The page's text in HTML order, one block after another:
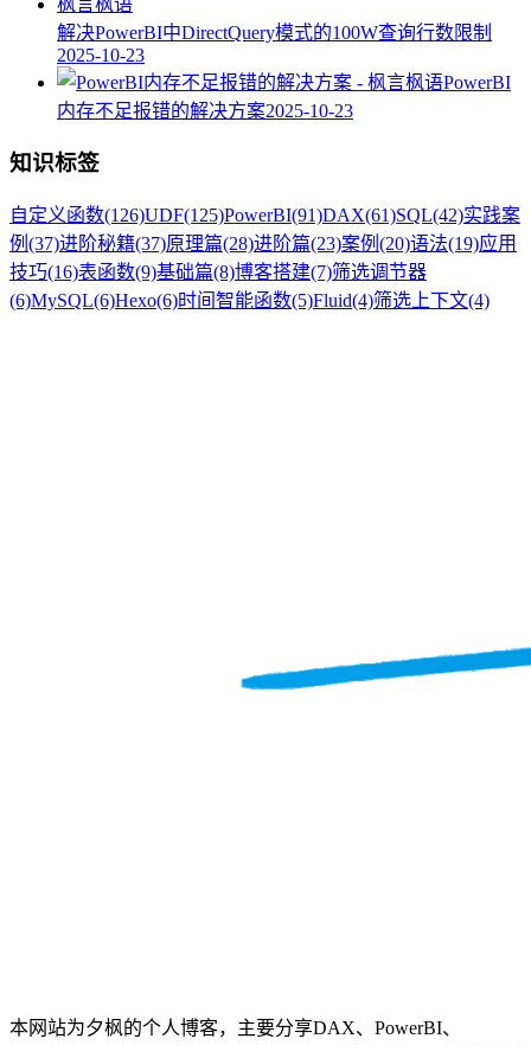
解决PowerBI中DirectQuery模式的100W查询行数限制
2025-10-23
PowerBI
内存不足报错的解决方案2025-10-23
知识标签
自定义函数(126)UDF(125)PowerBI(91)DAX(61)SQL(42)实践案
例 (37)进阶秘籍(37)原理篇(28)进阶篇(23)案例 (20)语法(19)应用
技巧(16)表函数(9)基础篇(8)博客搭建(7)筛选调节器
(6)MySQL(6)Hexo(6)时间智能函数(5)Fluid(4)筛选上下文(4)
本网站为夕枫的个人博客，主要分享DAX、PowerBI、